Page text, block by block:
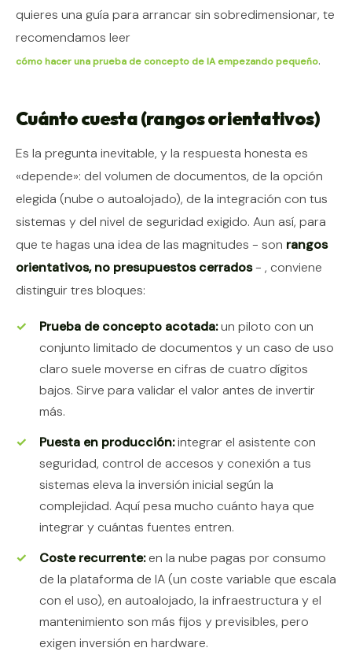
quieres una guía para arrancar sin sobredimensionar, te
recomendamos leer
cómo hacer una prueba de concepto de IA empezando pequeño.
Cuánto cuesta (rangos orientativos)
Es la pregunta inevitable, y la respuesta honesta es
«depende»: del volumen de documentos, de la opción
elegida (nube o autoalojado), de la integración con tus
sistemas y del nivel de seguridad exigido. Aun así, para
que te hagas una idea de las magnitudes - son rangos
orientativos, no presupuestos cerrados- , conviene
distinguir tres bloques:
Prueba de concepto acotada:un piloto con un
conjunto limitado de documentos y un caso de uso
claro suele moverse en cifras de cuatro dígitos
bajos. Sirve para validar el valor antes de invertir
más.
Puesta en producción:integrar el asistente con
seguridad, control de accesos y conexión a tus
sistemas eleva la inversión inicial según la
complejidad. Aquí pesa mucho cuánto haya que
integrar y cuántas fuentes entren.
Coste recurrente:en la nube pagas por consumo
de la plataforma de IA (un coste variable que escala
con el uso), en autoalojado, la infraestructura y el
mantenimiento son más fijos y previsibles, pero
exigen inversión en hardware.